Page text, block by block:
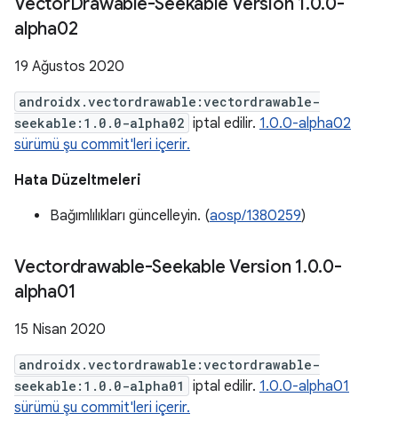
alpha02
19 Ağustos 2020
androidx.vectordrawable:vectordrawable-
seekable:1.0.0-alpha02 iptal edilir. 1.0.0-alpha02
sürümü şu commit'leri içerir.
Hata Düzeltmeleri
Bağımlılıkları güncelleyin. (aosp/1380259)
Vectordrawable-Seekable Version 1.0.0-
alpha01
15 Nisan 2020
androidx.vectordrawable:vectordrawable-
seekable:1.0.0-alpha01
iptal edilir. 1.0.0-alpha01
sürümü şu commit'leri içerir.